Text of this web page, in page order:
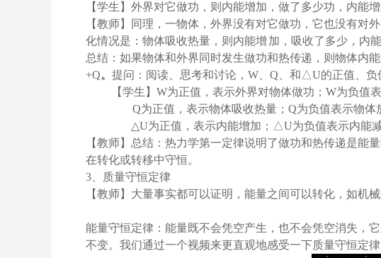
【学生】外界对它做功，则内能增加，做了多少功，内能
【教师】同理，一物体，外界没有对它做功，它也没有对
化情况是：物体吸收热量，则内能增 加，吸收了多少，内
总结：如果物体和外界同时发生做功和热传递，则物体内
+Q。 提问： 阅读、思考和讨论， W Q 、和△U的正值、负
【学生】 W为正值，表示外界对物体做功； W为负值
Q为正值，表示物体吸收热量； Q为负值表示物体
△U为正值，表示内能增加； △U为负值表示内能
【教师】总结：热力学第一定律说明了做功和热传递是
在转化或转移中守恒。
3 、质量守恒定律
【教师】大量事实都可以证明，能量之间可以转化，如机
能量守恒定律：能量既不会凭空产生，也不会凭空消失，
不变。我们通过一个视频来更直观地感受一下质量守恒定律